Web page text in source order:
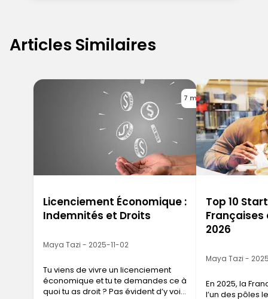
Articles Similaires
7 min
Licenciement Économique :
Indemnités et Droits
Maya Tazi - 2025-11-02
Tu viens de vivre un licenciement
économique et tu te demandes ce à
quoi tu as droit ? Pas évident d’y voir
Top 10
Françaises
2026
Maya Tazi -
En 2025, la
l’un des pôles